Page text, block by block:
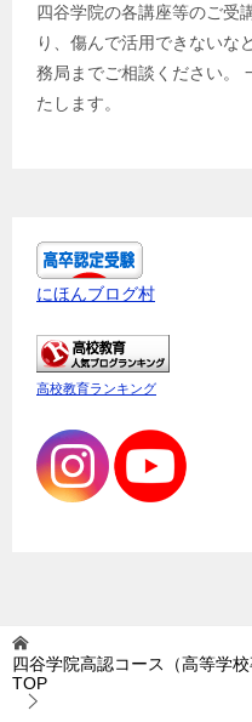
四谷学院の各講座等のご受
り、傷んで活用できないな
務局までご相談ください。
たします。
にほんブログ村
高校教育ランキング
四谷学院高認コース（高等学
TOP